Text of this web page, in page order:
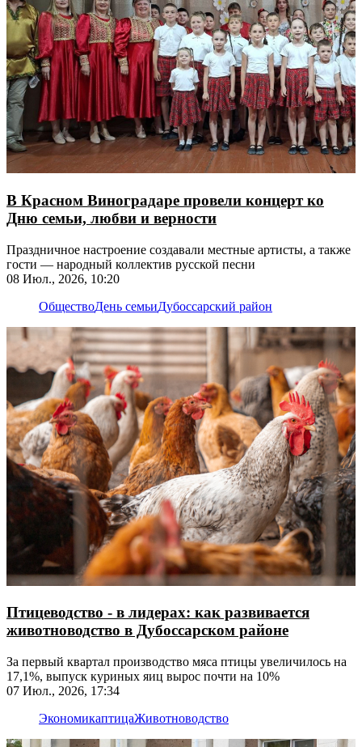
В Красном Виноградаре провели концерт ко
Дню семьи, любви и верности
Праздничное настроение создавали местные артисты, а также
гости — народный коллектив русской песни
08 Июл., 2026, 10:20
ОбществоДень семьиДубоссарский район
Птицеводство - в лидерах: как развивается
животноводство в Дубоссарском районе
За первый квартал производство мяса птицы увеличилось на
17,1%, выпуск куриных яиц вырос почти на 10%
07 Июл., 2026, 17:34
ЭкономикаптицаЖивотноводство